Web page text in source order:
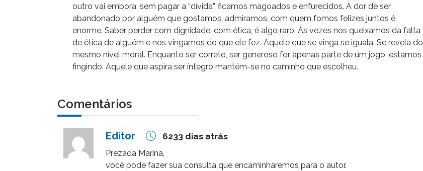
outro vai embora, sem pagar a “dívida”, ficamos magoados e enfurecidos. A dor de ser
abandonado por alguém que gostamos, admiramos, com quem fomos felizes juntos é
enorme. Saber perder com dignidade, com ética, é algo raro. Às vezes nos queixamos da falta
de ética de alguém e nos vingamos do que ele fez. Aquele que se vinga se iguala. Se revela do
mesmo nível moral. Enquanto ser correto, ser generoso for apenas parte de um jogo, estamos
fingindo. Aquele que aspira ser íntegro mantém-se no caminho que escolheu.
Comentários
Editor 6233 dias atrás
Prezada Marina,
você pode fazer sua consulta que encaminharemos para o autor.